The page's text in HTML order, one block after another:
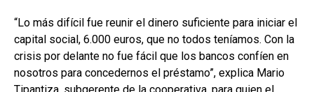
“Lo más difícil fue reunir el dinero suficiente para iniciar el
capital social, 6.000 euros, que no todos teníamos. Con la
crisis por delante no fue fácil que los bancos confíen en
nosotros para concedernos el préstamo”, explica Mario